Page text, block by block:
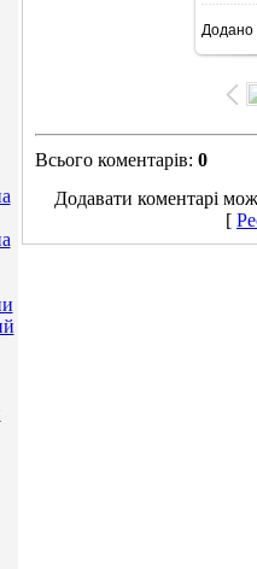
Додано
Всього коментарів: 0
Додавати коментарі
[